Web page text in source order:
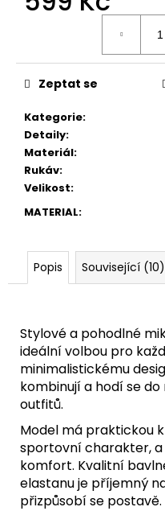
Kategorie:
Detaily:
Materiál:
Rukáv:
Velikost:
MATERIAL:
Zeptat se
Popis Související (10)
Stylové a pohodlné
ideální volbou pro
minimalistickému
kombinují a hodí se
outfitů.
Model má praktickou
sportovní charakter, a
komfort. Kvalitní
elastanu je příjemný
přizpůsobí se postavě.